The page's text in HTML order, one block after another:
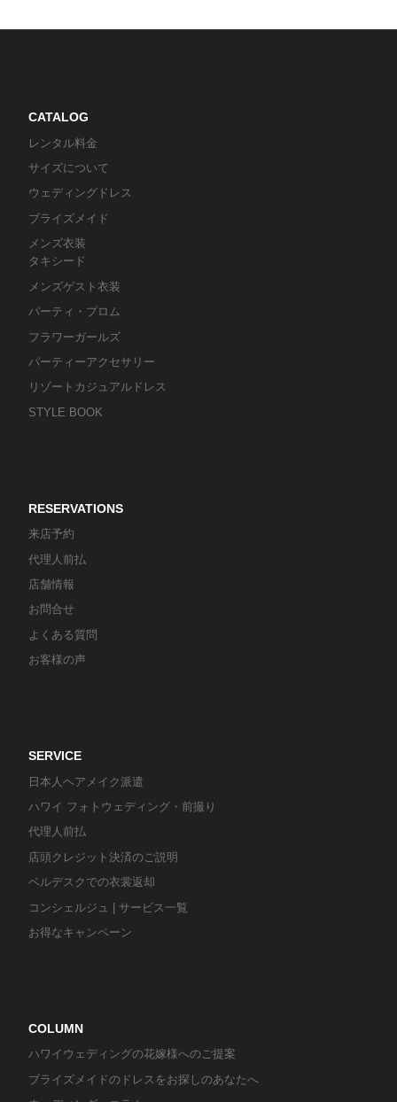
CATALOG
レンタル料金
サイズについて
ウェディングドレス
ブライズメイド
メンズ衣装
タキシード
メンズゲスト衣装
パーティ・プロム
フラワーガールズ
パーティーアクセサリー
リゾートカジュアルドレス
STYLE BOOK
RESERVATIONS
来店予約
代理人前払
店舗情報
お問合せ
よくある質問
お客様の声
SERVICE
日本人ヘアメイク派遣
ハワイ フォトウェディング・前撮り
代理人前払
店頭クレジット決済のご説明
ベルデスクでの衣裳返却
コンシェルジュ | サービス一覧
お得なキャンペーン
COLUMN
ハワイウェディングの花嫁様へのご提案
ブライズメイドのドレスをお探しのあなたへ